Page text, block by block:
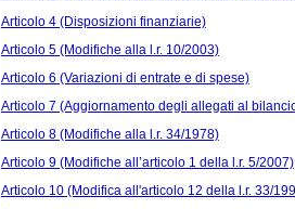
Articolo 4 (Disposizioni finanziarie)
Articolo 5 (Modifiche alla l.r. 10/2003)
Articolo 6 (Variazioni di entrate e di spese)
Articolo 7 (Aggiornamento degli allegati al
Articolo 8 (Modifiche alla l.r. 34/1978)
Articolo 9 (Modifiche all’articolo 1 della l.r. 5/2007)
Articolo 10 (Modifica all'articolo 12 della l.r. 33/